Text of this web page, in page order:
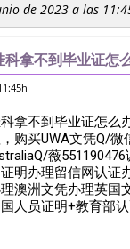
de 2023 a las
拿不到毕业证怎
公证办理，购买
拿不到毕业证怎么
购买UWA文凭Q/
薇
明办理留信网认
澳洲文凭办理英
人员证明+教育部
可以用到）。 注